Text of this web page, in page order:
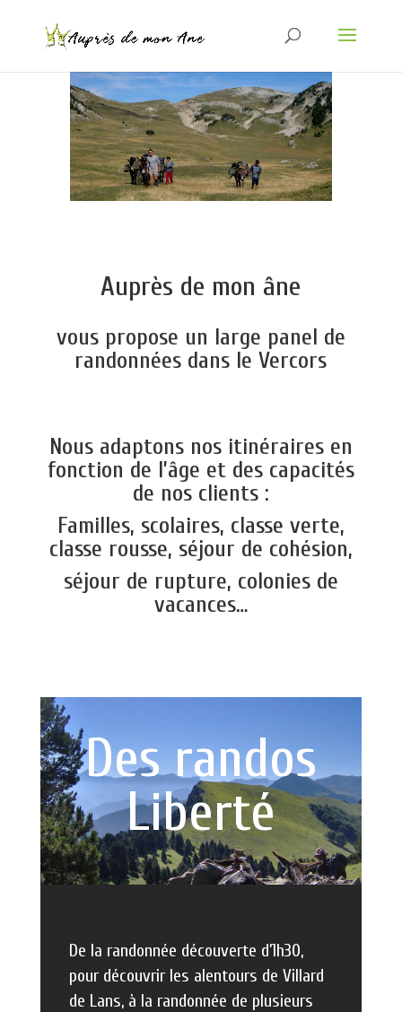
Des randonnées en liberté
En savoir +
Auprès de mon âne
vous propose un large panel de
randonnées dans le Vercors
Nous adaptons nos itinéraires en
fonction de l’âge et des capacités
de nos clients :
Familles, scolaires, classe verte,
classe rousse, séjour de cohésion,
séjour de rupture, colonies de
vacances…
Des randos
Liberté
De la randonnée découverte d’1h30,
pour découvrir les alentours de Villard
de Lans, à la randonnée de plusieurs